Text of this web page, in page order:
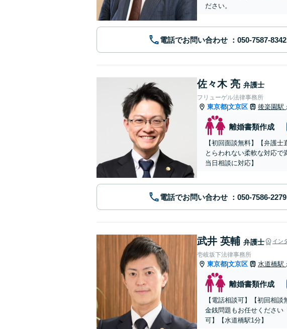
ださい。
電話でお問い合わせ
佐々木 亮 弁護士
フリューゲル法律事務所
東京都|文京区 後楽園駅
離婚書類作成
【初回面談無料】【弁護
とらわれない柔軟な対応で
当日相談に対応】
電話でお問い合わせ
武井 英輔 弁護士 イン
壱岐坂下法律事務所
東京都|文京区 水道橋駅
離婚書類作成
【電話相談可】【初回相
金銭問題もお任せください
可】【水道橋駅1分】